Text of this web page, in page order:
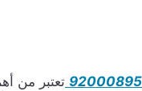
تعتبر من